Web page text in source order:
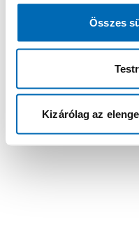
Összes
Kizárólag az